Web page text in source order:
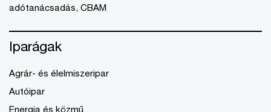
adótanácsadás, CBAM
Iparágak
Agrár- és élelmiszeripar
Autóipar
Energia és közmű